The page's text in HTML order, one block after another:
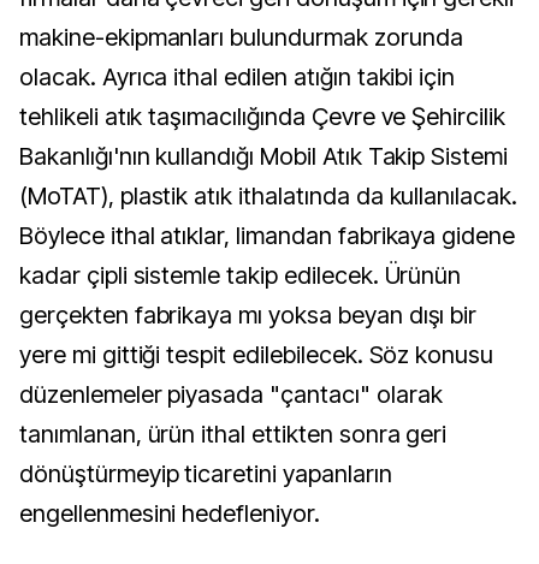
makine-ekipmanları bulundurmak zorunda
olacak. Ayrıca ithal edilen atığın takibi için
tehlikeli atık taşımacılığında Çevre ve Şehircilik
Bakanlığı'nın kullandığı Mobil Atık Takip Sistemi
(MoTAT), plastik atık ithalatında da kullanılacak.
Böylece ithal atıklar, limandan fabrikaya gidene
kadar çipli sistemle takip edilecek. Ürünün
gerçekten fabrikaya mı yoksa beyan dışı bir
yere mi gittiği tespit edilebilecek. Söz konusu
düzenlemeler piyasada "çantacı" olarak
tanımlanan, ürün ithal ettikten sonra geri
dönüştürmeyip ticaretini yapanların
engellenmesini hedefleniyor.